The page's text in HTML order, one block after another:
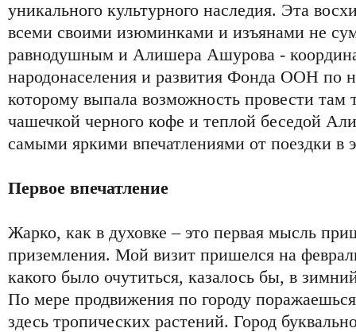
уникального культурного наследия. Эта
всеми своими изюминками и изъянами не
равнодушным и Алишера Ашурова -
народонаселения и развития Фонда ООН по
которому выпала возможность провести там
чашечкой черного кофе и теплой беседой
самыми яркими впечатлениями от поездки в
Первое впечатление
Жарко, как в духовке – это первая мысль
приземления. Мой визит пришелся на
какого было очутиться, казалось бы, в
По мере продвижения по городу
здесь тропических растений. Город